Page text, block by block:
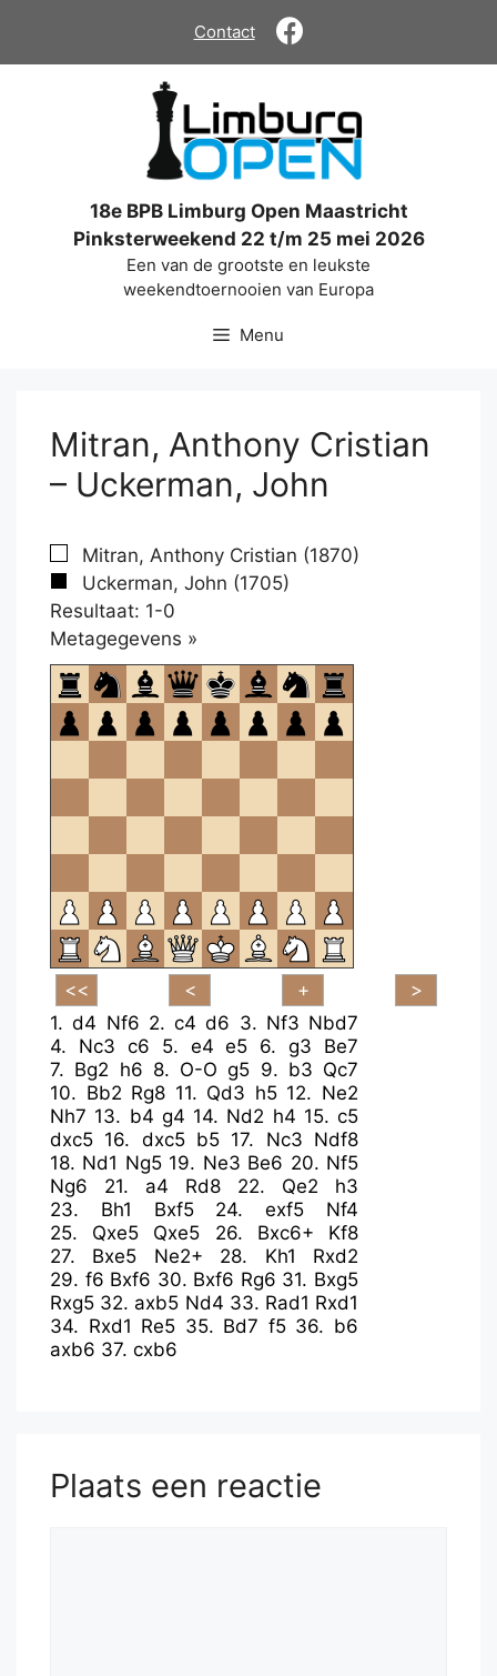
de
Contact
18e BPB Limburg Open Maastricht
Pinksterweekend 22 t/m 25 mei 2026
Een van de grootste en leukste
weekendtoernooien van Europa
Menu
Mitran, Anthony Cristian
– Uckerman, John
Mitran, Anthony Cristian (1870)
Uckerman, John (1705)
Resultaat: 1-0
Metagegevens »
om
te
openen.
1.d4 Nf6 2. c4 d6 3. Nf3 Nbd7
4. Nc3 c6 5. e4 e5 6.g3
Be7
7. Bg2 h6 8. O-O g5 9. b3 Qc7
10. Bb2 Rg8 11. Qd3 h5 12. Ne2
Nh7 13. b4 g4 14. Nd2 h4 15. c5
dxc5 16. dxc5 b5 17. Nc3 Ndf8
18. Nd1 Ng5 19. Ne3 Be6 20. Nf5
Ng6
21. a4 Rd8 22. Qe2
h3
23. Bh1 Bxf5 24.exf5
Nf4
25. Qxe5 Qxe5 26. Bxc6+
Kf8
27. Bxe5 Ne2+ 28. Kh1
Rxd2
29. f6 Bxf6 30. Bxf6 Rg6 31. Bxg5
Rxg5 32. axb5 Nd4 33. Rad1 Rxd1
34. Rxd1 Re5 35. Bd7 f5 36. b6
axb6 37. cxb6
Plaats een reactie